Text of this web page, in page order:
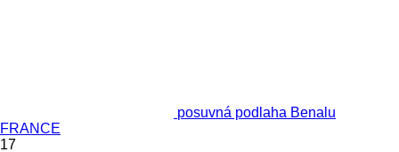
posuvná podlaha Benalu
FRANCE
17